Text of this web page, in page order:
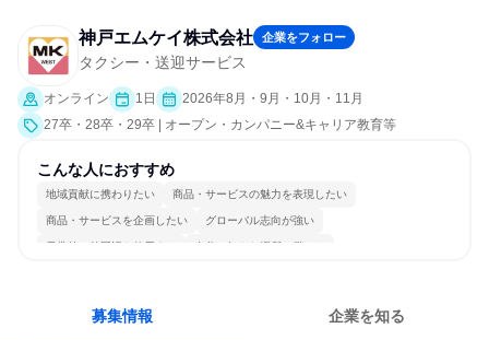
神戸エムケイ株式会社 企業をフォロー
タクシー・送迎サービス
オンライン 1日
2026年8月・9月・10月・11月
27卒・28卒・29卒 | オープン・カンパニー&キャリア教育等
こんな人におすすめ
地域貢献に携わりたい 商品・サービスの魅力を表現したい
商品・サービスを企画したい グローバル志向が強い
日常的に外国語を使用する 自分の好きな場所で働ける
募集情報 企業を知る